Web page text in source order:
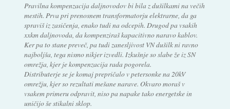
Pravilna kompenzacija daljnovodov bi bila z dušilkami na večih
mestih. Prva pri prenosnem transformatorju elektrarne, da ga
spraviš iz zasičenja, enako tudi na odcepih. Drugod pa vsakih
xxkm daljnovoda, da kompenziraš kapacitivno naravo kablov.
Ker pa to stane preveč, pa tudi zanesljivost VN dušilk ni ravno
najboljša, tega nismo nikjer izvedli. Izkušnje so slabe že iz SN
omrežja, kjer je kompenzacija rada pogorela.
Distributerje se je komaj prepričalo v petersonke na 20kV
omrežju, kjer so rezultati mešane narave. Okvaro moraš v
vsakem primeru odpravit, niso pa napake tako energetske in
uničijo še stikalni sklop.